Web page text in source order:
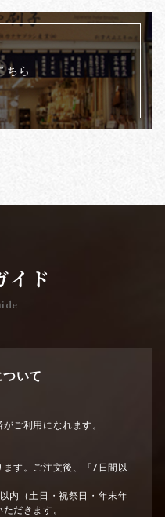
ちら
イド
いて
ご利用になれます。
す。ご注文後、『7日間以
内（土日・祝祭日・年末年
だきます。